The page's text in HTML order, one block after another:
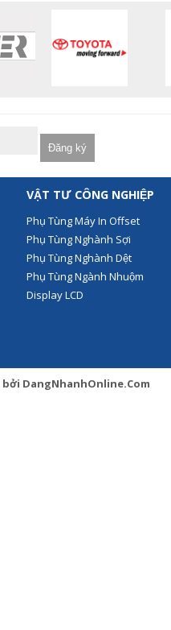
VẬT TƯ CÔNG NGHIỆP
Phụ Tùng Máy In Offset
Phụ Tùng Nghành Sợi
Phụ Tùng Nghành Dệt
Phụ Tùng Ngành Nhuộm
Display LCD
bởi DangNhanhOnline.Com